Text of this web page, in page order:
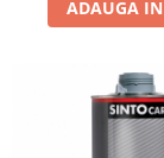
Uleiuri si lichide
Ulei transmisie
Ulei furca moto
Curatare si
ADAUGA IN